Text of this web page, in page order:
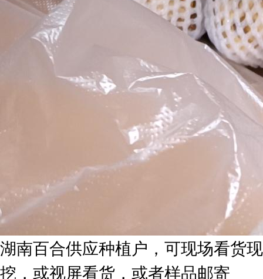
湖南百合供应种植户，可现场看货现
挖，或视屏看货，或者样品邮寄